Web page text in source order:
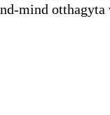
mind otthagyta